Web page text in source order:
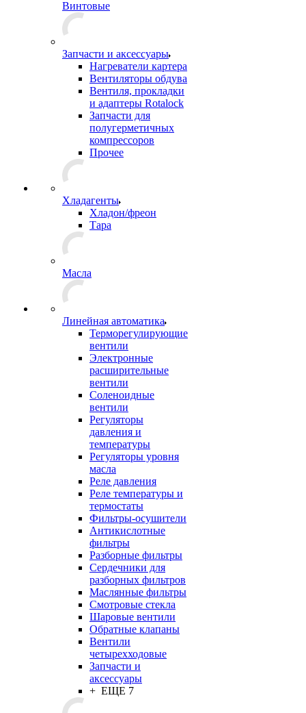
Винтовые
Запчасти и аксессуары
Нагреватели картера
Вентиляторы обдува
Вентиля, прокладки
и адаптеры Rotalock
Запчасти для
полугерметичных
компрессоров
Прочее
Хладагенты
Хладон/фреон
Тара
Масла
Линейная автоматика
Терморегулирующие
вентили
Электронные
расширительные
вентили
Соленоидные
вентили
Регуляторы
давления и
температуры
Регуляторы уровня
масла
Реле давления
Реле температуры и
термостаты
Фильтры-осушители
Антикислотные
фильтры
Разборные фильтры
Сердечники для
разборных фильтров
Маслянные фильтры
Смотровые стекла
Шаровые вентили
Обратные клапаны
Вентили
четырехходовые
Запчасти и
аксессуары
+ ЕЩЕ 7